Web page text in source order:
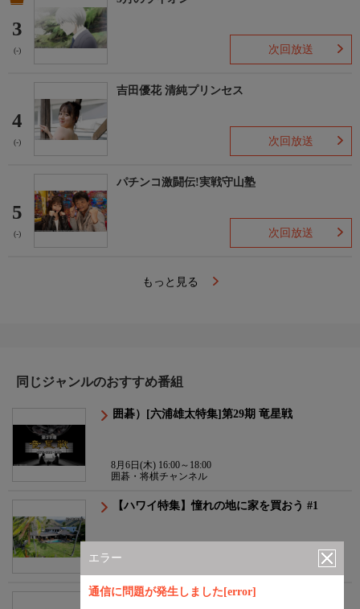
エラー
通信に問題が発生しました[error]
3
(-) 次回放送
4
(-)
吉田優花 清純プリンセス
次回放送
5
(-)
パチンコ激闘伝!実戦守山塾
次回放送
もっと見る
同じジャンルのおすすめ番組
囲碁）[六浦雄太特集]第29期 竜星戦
8月6日(木) 16:00～18:00
囲碁・将棋チャンネル
【ハワイ特集】憧れの地に家を買おう #1
8月8日(土) 21:00～22:00
麻雀最強戦2025▽ザ・リベンジ【A卓】